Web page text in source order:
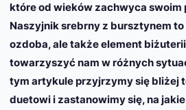
które od wieków zachwyca swoim
Naszyjnik srebrny z bursztynem
ozdoba, ale także element
towarzyszyć nam w różnych
tym artykule przyjrzymy się bliżej
duetowi i zastanowimy się, na